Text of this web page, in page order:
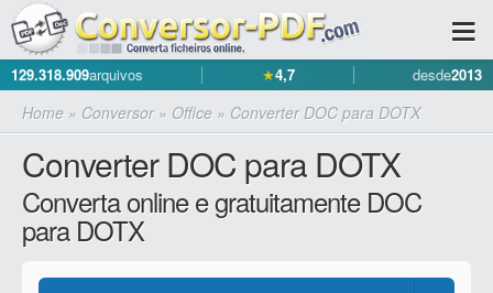
129.318.909arquivos ★4,7 desde2013
Home » Conversor» Office » Converter DOC para DOTX
Converter DOC para DOTX
Converta online e gratuitamente DOC
para DOTX